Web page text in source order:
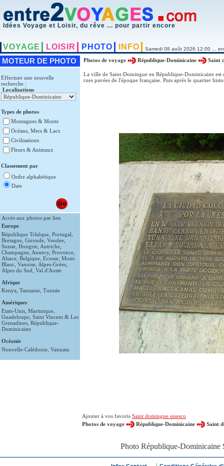
Idées Voyage et Loisir, du rêve ... pour partir encore
VOYAGE LOISIR PHOTO INFO Samedi 08 août 2026 12:00 ...
MOTEUR DE PHOTO
Effectuer une nouvelle
recherche :
Localisations
Types de photos
Montagnes & Monts
Océans, Mers & Lacs
Civilisations
Fleurs & Animaux
Classement par
Ordre alphabétique
Date
Accès aux photos par lien
Europe
République Tchèque Portugal
Bretagne Gironde Vendee
Suisse Hongrie Autriche
Champagne Annecy, Provence
Alsace Belgique Ecosse Mont-
Blanc Vanoise Alpes-Grées
Alpes du Sud Val d'Aoste
Afrique
Kenya Tanzanie Tunisie
Amériques
Etats-Unis Martinique
Guadeloupe Saint Vincent & Les
Grenadines République-
Dominicaine
Océanie
Nouvelle-Calédonie Vanuatu
Photos de voyage République-Dominicaine Saint
La ville de Saint-Domingue en République-Dominicaine est
rues pavées de l'époque française. Puis après le quartier
Ajouter à vos favoris Saint domingue unesco
Photos de voyage
République-Dominicaine Saint
Photo République-Dominicaine